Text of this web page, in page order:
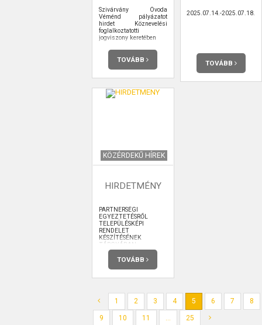
Szivárvány Óvoda
Véménd pályázatot
hirdet Köznevelési
foglalkoztatotti
jogviszony keretében
TOVÁBB
2025.07.14.-2025.07.18.
TOVÁBB
KÖZÉRDEKŰ HÍREK
HIRDETMÉNY
PARTNERSÉGI
EGYEZTETÉSRŐL
TELEPÜLÉSKÉPI
RENDELET
KÉSZÍTÉSÉNEK
TÁRGYÁBAN
TOVÁBB
1 2 3 4 5 6 7 8
9 10 11 ... 25